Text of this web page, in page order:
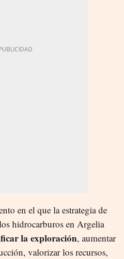
en el que la estrategia de
hidrocarburos en Argelia
la exploración, aumentar
valorizar los recursos,